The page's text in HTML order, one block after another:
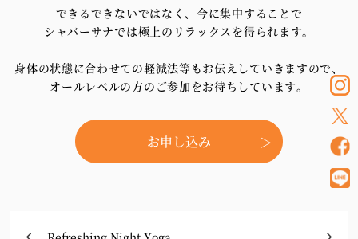
Contact
できるできないではなく、今に集中することで
シャバーサナでは極上のリラックスを得られます。
身体の状態に合わせての軽減法等もお伝えしていきますので、
オールレベルの方のご参加をお待ちしています。
お申し込み